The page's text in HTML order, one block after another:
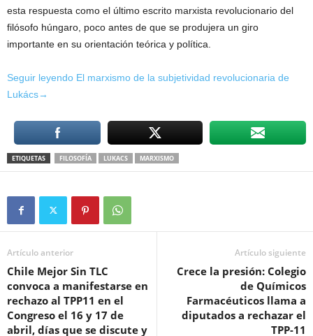
esta respuesta como el último escrito marxista revolucionario del
filósofo húngaro, poco antes de que se produjera un giro
importante en su orientación teórica y política.
Seguir leyendo El marxismo de la subjetividad revolucionaria de
Lukács→
ETIQUETAS FILOSOFÍA LUKACS MARXISMO
Artículo anterior
Chile Mejor Sin TLC
convoca a manifestarse en
rechazo al TPP11 en el
Congreso el 16 y 17 de
abril, días que se discute y
Artículo siguiente
Crece la presión: Colegio
de Químicos
Farmacéuticos llama a
diputados a rechazar el
TPP-11